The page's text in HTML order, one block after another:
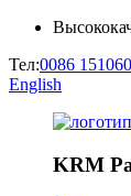
Тел:0086
English
KRM